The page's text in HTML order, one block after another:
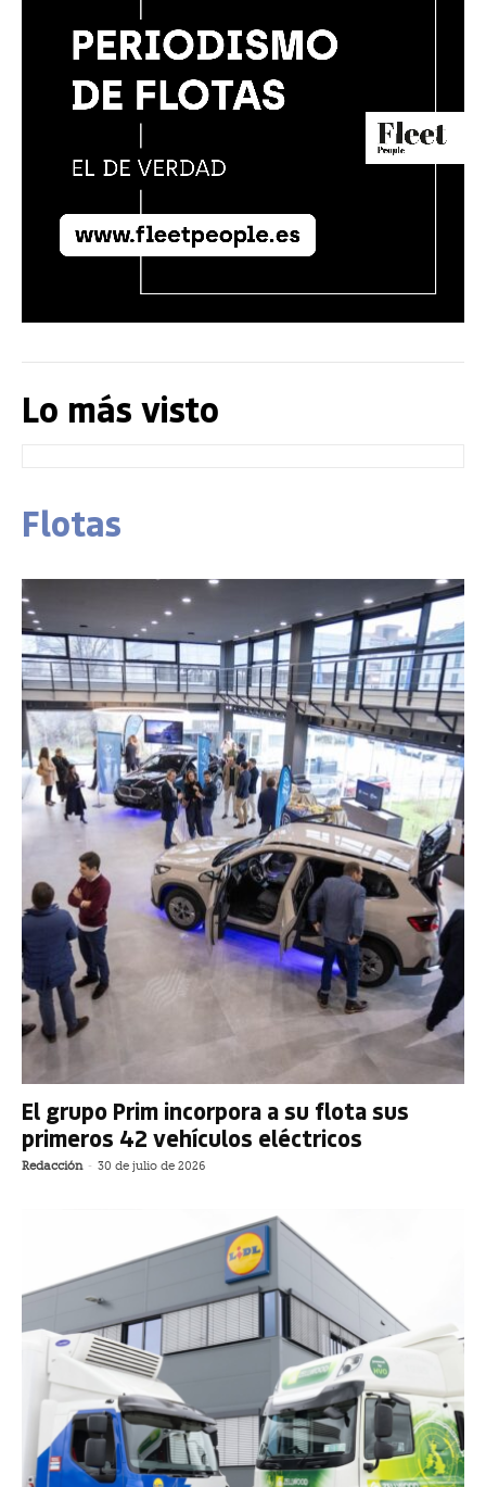
Lo más visto
Flotas
El grupo Prim incorpora a su flota sus
primeros 42 vehículos eléctricos
Redacción - 30 de julio de 2026